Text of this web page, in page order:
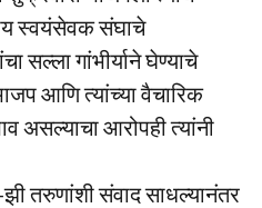
स्वयंसेवक संघाचे
सल्ला गांभीर्याने घेण्याचे
आणि त्यांच्या वैचारिक
असल्याचा आरोपही त्यांनी
तरुणांशी संवाद साधल्यानंतर